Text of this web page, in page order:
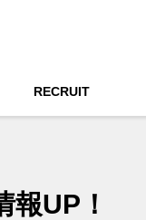
RECRUIT
UP！